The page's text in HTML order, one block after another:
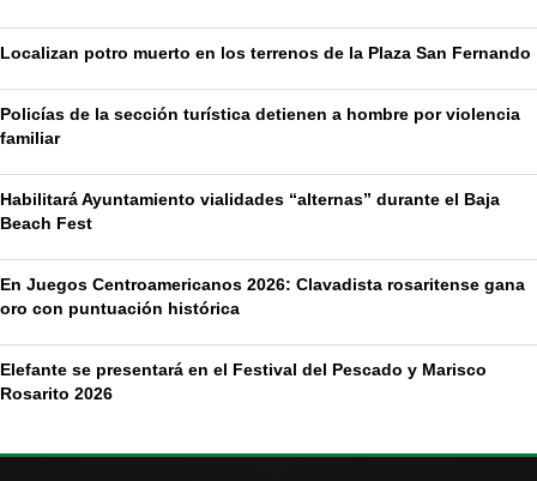
Localizan potro muerto en los terrenos de la Plaza San Fernando
Policías de la sección turística detienen a hombre por violencia
familiar
Habilitará Ayuntamiento vialidades “alternas” durante el Baja
Beach Fest
En Juegos Centroamericanos 2026: Clavadista rosaritense gana
oro con puntuación histórica
Elefante se presentará en el Festival del Pescado y Marisco
Rosarito 2026